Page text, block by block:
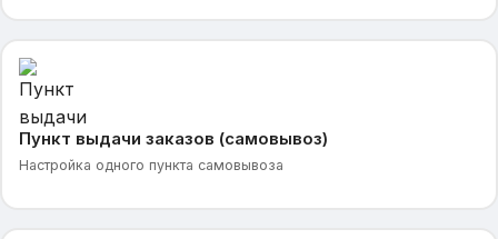
Пункт выдачи заказов (самовывоз)
Настройка одного пункта самовывоза